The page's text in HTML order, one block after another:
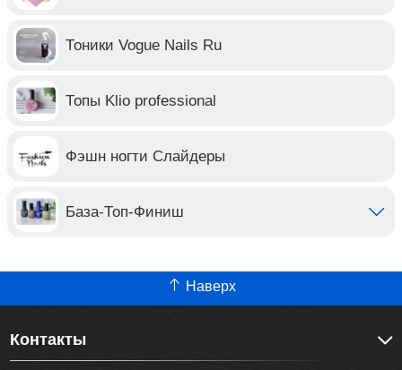
Тоники Vogue Nails Ru
Топы Klio professional
Фэшн ногти Слайдеры
База-Топ-Финиш
Наверх
Контакты